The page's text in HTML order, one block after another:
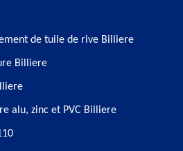
de tuile de rive Billiere
Billiere
alu, zinc et PVC Billiere